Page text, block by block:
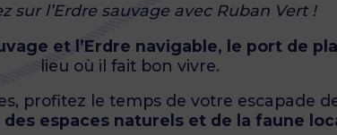
sur l’Erdre sauvage avec Ruban Vert !
et l’Erdre navigable, le port de
lieu où il fait bon vivre.
profitez le temps de votre escapade
espaces naturels et de la faune